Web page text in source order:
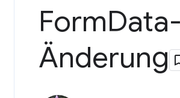
Form
Änderung